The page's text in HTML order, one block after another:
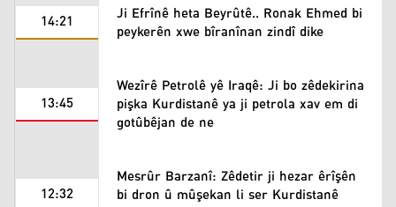
14:21 Ji Efrînê heta Beyrûtê.. Ronak Ehmed bi
peykerên xwe bîranînan zindî dike
13:45
Wezîrê Petrolê yê Iraqê: Ji bo zêdekirina
pişka Kurdistanê ya ji petrola xav em di
gotûbêjan de ne
12:32
Mesrûr Barzanî: Zêdetir ji hezar êrîşên
bi dron û mûşekan li ser Kurdistanê